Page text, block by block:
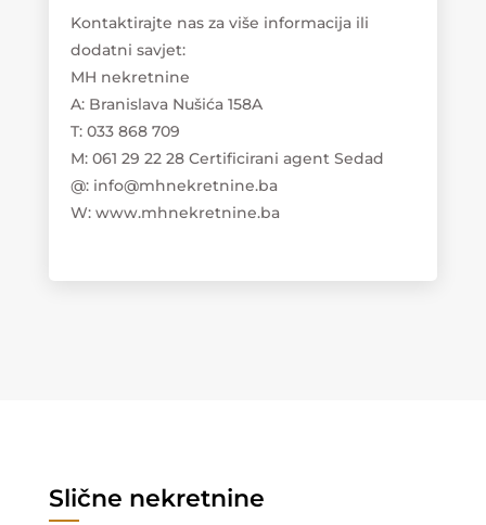
Kontaktirajte nas za više informacija ili
dodatni savjet:
MH nekretnine
A: Branislava Nušića 158A
T: 033 868 709
M: 061 29 22 28 Certificirani agent Sedad
@: info@mhnekretnine.ba
W: www.mhnekretnine.ba
Slične nekretnine